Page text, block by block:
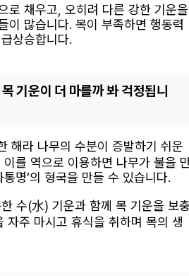
로 채우고, 오히려 다른 강한 기운을
이 많습니다. 목이 부족하면 행동력
상승합니다.
기운이 더 마를까 봐 걱정됩니
해라 나무의 수분이 증발하기 쉬운
를 역으로 이용하면 나무가 불을
명’의 형국을 만들 수 있습니다.
수(水) 기운과 함께 목 기운을 보
자주 마시고 휴식을 취하며 목의 생